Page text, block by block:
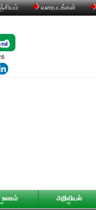
வரைபடங்கள்
உலகம் அறிவியல்